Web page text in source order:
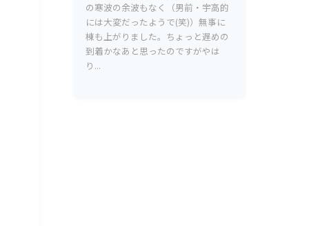
の寒波の余波もなく（男前・宇高的
には大変だったようで(笑)）無事に
棟も上がりました。ちょっと遅めの
到着かなあと思ったのですがやは
り...